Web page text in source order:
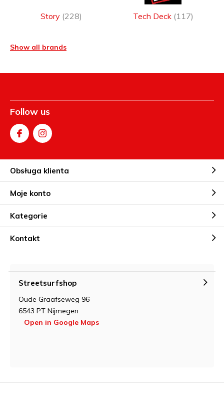
Story (228) Tech Deck (117)
Show all brands
Follow us
Obsługa klienta
Moje konto
Kategorie
Kontakt
Streetsurfshop
Oude Graafseweg 96
6543 PT Nijmegen
Open in Google Maps